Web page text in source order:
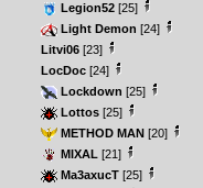
Legion52 [25]
Light Demon [24]
Litvi06 [23]
LocDoc [24]
Lockdown [25]
Lottos [25]
METHOD MAN [20]
MIXAL [21]
Ma3axucT [25]